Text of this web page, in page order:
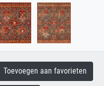
Toevoegen aan favorieten